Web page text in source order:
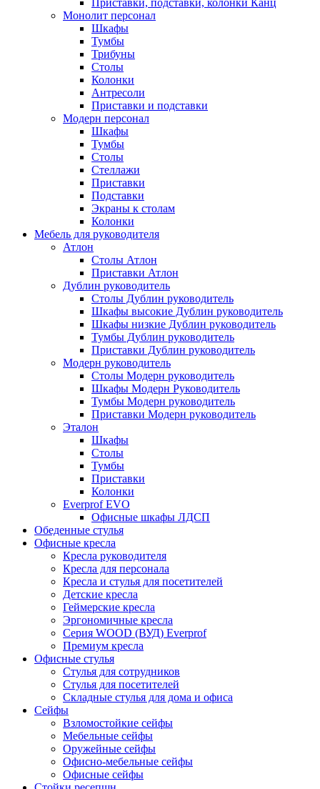
Монолит персонал
Шкафы
Тумбы
Трибуны
Столы
Колонки
Антресоли
Приставки и подставки
Модерн персонал
Шкафы
Тумбы
Столы
Стеллажи
Приставки
Подставки
Экраны к столам
Колонки
Мебель для руководителя
Атлон
Столы Атлон
Приставки Атлон
Дублин руководитель
Столы Дублин руководитель
Шкафы высокие Дублин руководитель
Шкафы низкие Дублин руководитель
Тумбы Дублин руководитель
Приставки Дублин руководитель
Модерн руководитель
Столы Модерн руководитель
Шкафы Модерн Руководитель
Тумбы Модерн руководитель
Приставки Модерн руководитель
Эталон
Шкафы
Столы
Тумбы
Приставки
Колонки
Everprof EVO
Офисные шкафы ЛДСП
Обеденные стулья
Офисные кресла
Кресла руководителя
Кресла для персонала
Кресла и стулья для посетителей
Детские кресла
Геймерские кресла
Эргономичные кресла
Серия WOOD (ВУД) Everprof
Премиум кресла
Офисные стулья
Стулья для сотрудников
Стулья для посетителей
Складные стулья для дома и офиса
Сейфы
Взломостойкие сейфы
Мебельные сейфы
Оружейные сейфы
Офисно-мебельные сейфы
Офисные сейфы